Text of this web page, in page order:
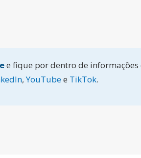
e fique por dentro de
,YouTubee TikTok.